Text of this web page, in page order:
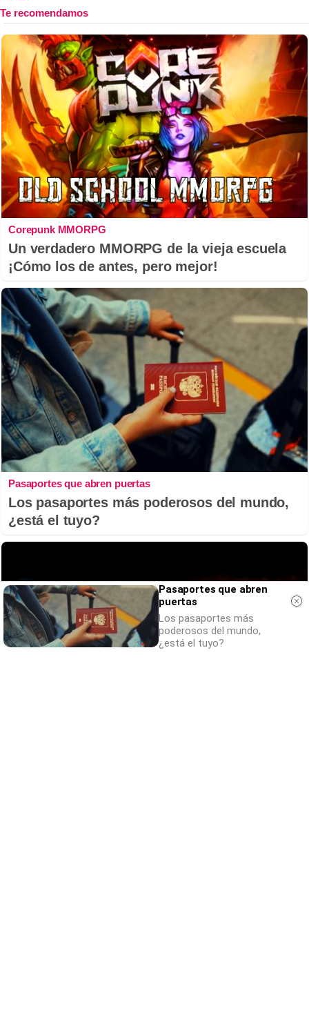
Corepunk MMORPG
Un verdadero MMORPG de la vieja escuela
¡Cómo los de antes, pero mejor!
Pasaportes que abren puertas
Los pasaportes más poderosos del mundo,
¿está el tuyo?
Pasaportes que abren
puertas
Los pasaportes más
poderosos del mundo,
¿está el tuyo?